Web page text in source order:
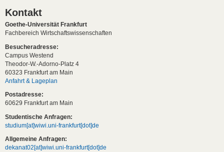
Kontakt
Goethe-Universität Frankfurt
Fachbereich Wirtschaftswissenschaften
Besucheradresse:
Campus Westend
Theodor-W.-Adorno-Platz 4
60323 Frankfurt am Main
Anfahrt & Lageplan
Postadresse:
60629 Frankfurt am Main
Studentische Anfragen:
studium[at]wiwi.uni-frankfurt[dot]de
Allgemeine Anfragen:
dekanat02[at]wiwi.uni-frankfurt[dot]de